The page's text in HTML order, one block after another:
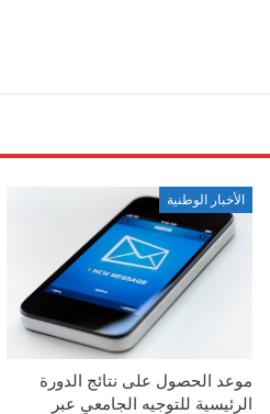
الأخبار الوطنية
موعد الحصول على نتائج الدورة
الرئيسية للتوجيه الجامعي عبر